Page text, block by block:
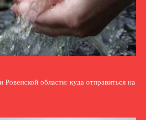
области: куда отправиться на